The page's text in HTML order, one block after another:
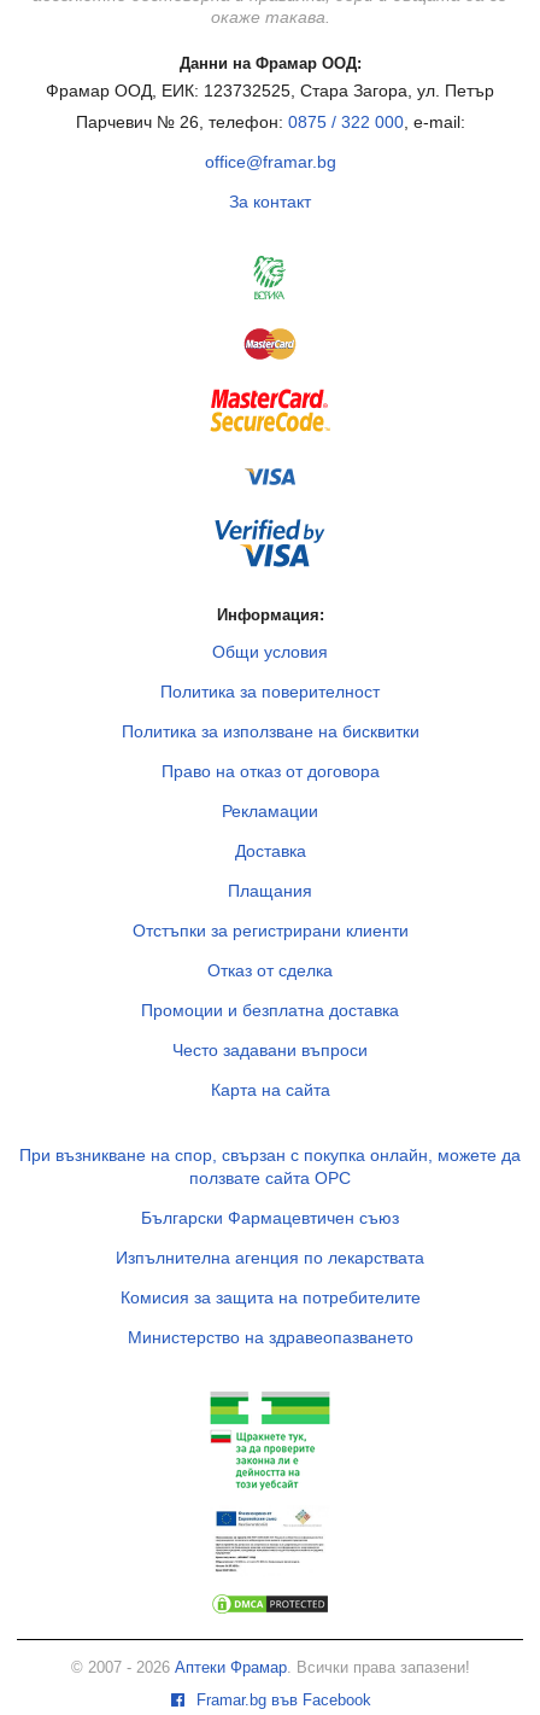
окаже такава.
Данни на Фрамар ООД:
Фрамар ООД, ЕИК: 123732525, Стара Загора, ул. Петър
Парчевич № 26, телефон: 0875 / 322 000, e-mail:
office@framar.bg
За контакт
Информация:
Общи условия
Политика за поверителност
Политика за използване на бисквитки
Право на отказ от договора
Рекламации
Доставка
Плащания
Отстъпки за регистрирани клиенти
Отказ от сделка
Промоции и безплатна доставка
Често задавани въпроси
Карта на сайта
При възникване на спор, свързан с покупка онлайн, можете да
ползвате сайта ОРС
Български Фармацевтичен съюз
Изпълнителна агенция по лекарствата
Комисия за защита на потребителите
Министерство на здравеопазването
© 2007 - 2026 Аптеки Фрамар. Всички права запазени!
Framar.bg във Facebook